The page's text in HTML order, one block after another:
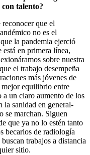
talento?
que el
no es el
la pandemia ejerció
está en primera línea,
sobre nuestra
el trabajo desempeña
más jóvenes de
equilibrio entre
un claro aumento de los
la sanidad en general-
se marchan. Siguen
que ya no lo estén tanto
becarios de radiología
trabajos a distancia
sitio.